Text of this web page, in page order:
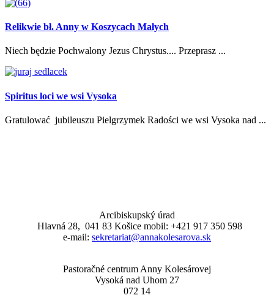
Relikwie bł. Anny w Koszycach Małych
Niech będzie Pochwalony Jezus Chrystus.... Przeprasz ...
Spiritus loci we wsi Vysoka
Gratulować jubileuszu Pielgrzymek Radości we wsi Vysoka nad ...
Arcibiskupský úrad
Hlavná 28, 041 83 Košice mobil: +421 917 350 598
e-mail: sekretariat@annakolesarova.sk
Pastoračné centrum Anny Kolesárovej
Vysoká nad Uhom 27
072 14